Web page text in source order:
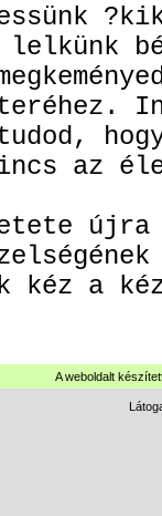
az
kéz a
A weboldalt